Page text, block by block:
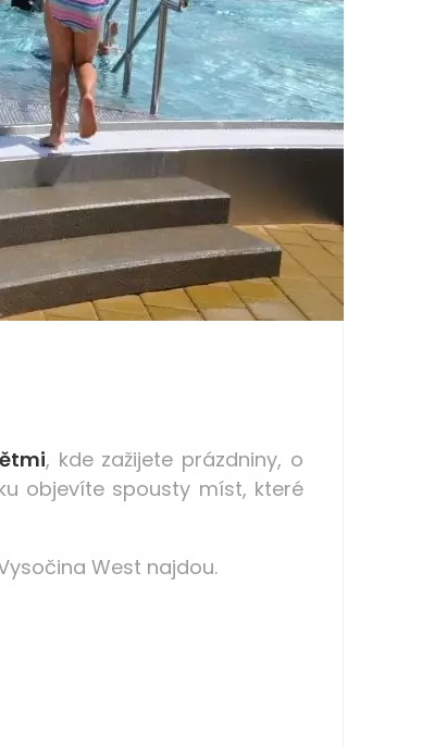
, kde zažijete prázdniny, o
objevíte spousty míst, které
West najdou.